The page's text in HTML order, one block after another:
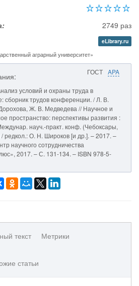
2749 раз
eLibrary.ru
аграрный университет»
ГОСТ APA
условий и охраны труда в
сборник трудов конференции. / Л. В.
Ж. В. Медведева // Научное и
пространство: перспективы развития :
науч.-практ. конф. (Чебоксары,
/ редкол.: О. Н. Широков [и др.]. – 2017. –
научного сотрудничества
2017. – С. 131-134. – ISBN 978-5-
текст Метрики
статьи